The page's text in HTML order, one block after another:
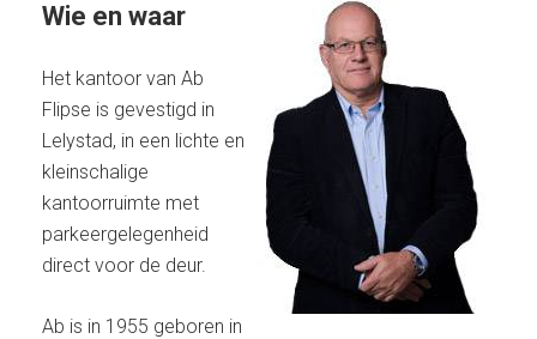
Wie en waar
Het kantoor van Ab
Flipse is gevestigd in
Lelystad, in een lichte en
kleinschalige
kantoorruimte met
parkeergelegenheid
direct voor de deur.
Ab is in 1955 geboren in